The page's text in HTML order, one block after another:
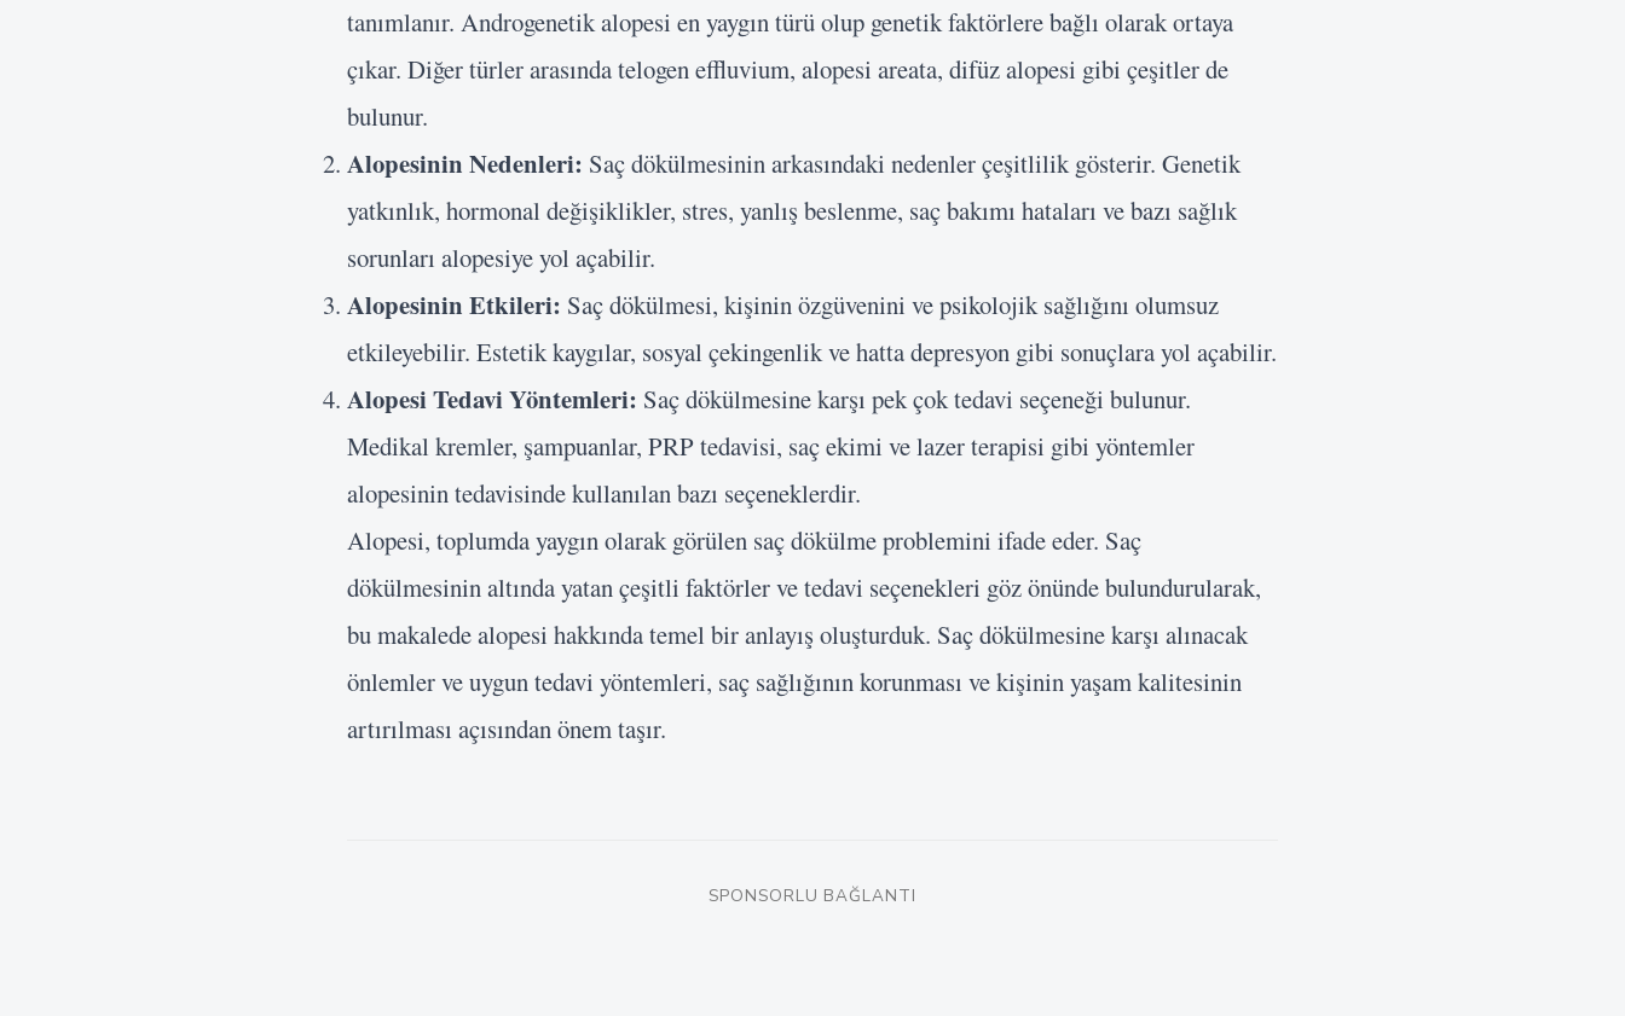
tanımlanır. Androgenetik alopesi en yaygın türü olup genetik faktörlere bağlı olarak ortaya
çıkar. Diğer türler arasında telogen effluvium, alopesi areata, difüz alopesi gibi çeşitler de
bulunur.
Alopesinin Nedenleri: Saç dökülmesinin arkasındaki nedenler çeşitlilik gösterir. Genetik
yatkınlık, hormonal değişiklikler, stres, yanlış beslenme, saç bakımı hataları ve bazı sağlık
sorunları alopesiye yol açabilir.
Alopesinin Etkileri: Saç dökülmesi, kişinin özgüvenini ve psikolojik sağlığını olumsuz
etkileyebilir. Estetik kaygılar, sosyal çekingenlik ve hatta depresyon gibi sonuçlara yol açabilir.
Alopesi Tedavi Yöntemleri: Saç dökülmesine karşı pek çok tedavi seçeneği bulunur.
Medikal kremler, şampuanlar, PRP tedavisi, saç ekimi ve lazer terapisi gibi yöntemler
alopesinin tedavisinde kullanılan bazı seçeneklerdir.
Alopesi, toplumda yaygın olarak görülen saç dökülme problemini ifade eder. Saç
dökülmesinin altında yatan çeşitli faktörler ve tedavi seçenekleri göz önünde bulundurularak,
bu makalede alopesi hakkında temel bir anlayış oluşturduk. Saç dökülmesine karşı alınacak
önlemler ve uygun tedavi yöntemleri, saç sağlığının korunması ve kişinin yaşam kalitesinin
artırılması açısından önem taşır.
SPONSORLU BAĞLANTI
Kullanıcı Adı veya E-posta
Şifre
Beni Hatırla